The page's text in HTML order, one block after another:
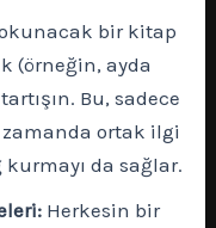
bir kitap
(örneğin, ayda
Bu, sadece
zamanda ortak ilgi
da sağlar.
Herkesin bir